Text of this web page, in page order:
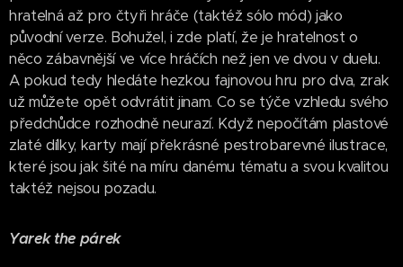
hratelná až pro čtyři hráče (taktéž sólo mód) jako
původní verze. Bohužel, i zde platí, že je hratelnost o
něco zábavnější ve více hráčích než jen ve dvou v duelu.
A pokud tedy hledáte hezkou fajnovou hru pro dva, zrak
už můžete opět odvrátit jinam. Co se týče vzhledu svého
předchůdce rozhodně neurazí. Když nepočítám plastové
zlaté dílky, karty mají překrásné pestrobarevné ilustrace,
které jsou jak šité na míru danému tématu a svou kvalitou
taktéž nejsou pozadu.
Yarek the párek